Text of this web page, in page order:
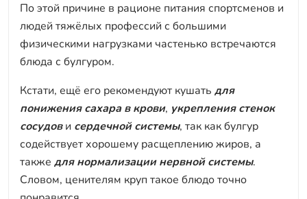
По этой причине в рационе питания спортсменов и
людей тяжёлых профессий с большими
физическими нагрузками частенько встречаются
блюда с булгуром.
Кстати, ещё его рекомендуют кушать для
понижения сахара в крови, укрепления стенок
сосудови сердечной системы, так как булгур
содействует хорошему расщеплению жиров, а
также для нормализации нервной системы.
Словом, ценителям круп такое блюдо точно